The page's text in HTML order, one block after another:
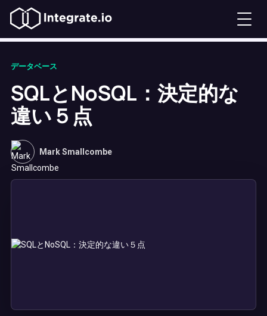
データベース
SQLとNoSQL：決定的な
違い５点
Mark Smallcombe